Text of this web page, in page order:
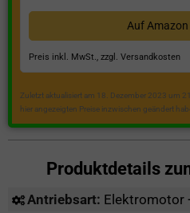
Auf
Preis inkl. MwSt., zzgl. Versandkosten
Zuletzt aktualisiert am 18. Dezember 2023 um
hier angezeigten Preise inzwischen geändert
Produktdetails
Antriebsart: Elektromotor